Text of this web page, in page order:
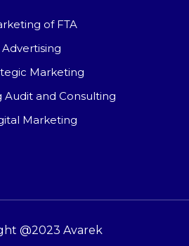
of FTA
Advertising
Marketing
Audit and Consulting
Marketing
@2023 Avarek